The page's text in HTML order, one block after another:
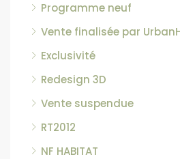
Programme neuf
Vente finalisée par
Exclusivité
Redesign 3D
Vente suspendue
RT2012
NF HABITAT